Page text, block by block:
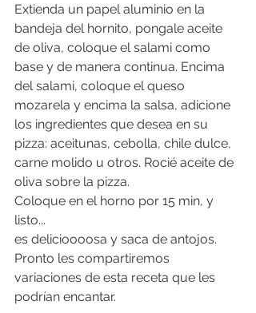
Extienda un papel aluminio en la
bandeja del hornito, pongale aceite
de oliva, coloque el salami como
base y de manera continua. Encima
del salami, coloque el queso
mozarela y encima la salsa, adicione
los ingredientes que desea en su
pizza: aceitunas, cebolla, chile dulce,
carne molido u otros. Rocié aceite de
oliva sobre la pizza.
Coloque en el horno por 15 min, y
listo...
es delicioooosa y saca de antojos.
Pronto les compartiremos
variaciones de esta receta que les
podrían encantar.